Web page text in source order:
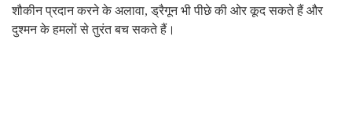
शौकीन प्रदान करने के अलावा, ड्रैगून भी पीछे की ओर कूद सकते हैं और
दुश्मन के हमलों से तुरंत बच सकते हैं।